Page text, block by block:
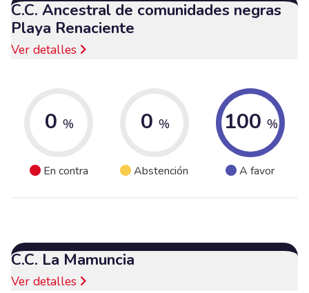
C.C. Ancestral de comunidades negras
Playa Renaciente
Ver detalles
0 %
En contra
0 %
Abstención
100 %
A favor
C.C. La Mamuncia
Ver detalles